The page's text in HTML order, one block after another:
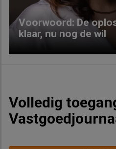
Voorwoord: De
klaar, nu nog de wil
Volledig